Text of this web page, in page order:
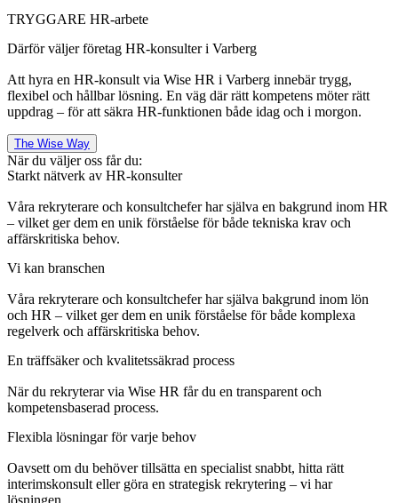
TRYGGARE HR-arbete
Därför väljer företag HR-konsulter i Varberg
Att hyra en HR-konsult via Wise HR i Varberg innebär trygg,
flexibel och hållbar lösning. En väg där rätt kompetens möter rätt
uppdrag – för att säkra HR-funktionen både idag och i morgon.
The Wise Way
När du väljer oss får du:
Starkt nätverk av HR-konsulter
Våra rekryterare och konsultchefer har själva en bakgrund inom HR
– vilket ger dem en unik förståelse för både tekniska krav och
affärskritiska behov.
Vi kan branschen
Våra rekryterare och konsultchefer har själva bakgrund inom lön
och HR – vilket ger dem en unik förståelse för både komplexa
regelverk och affärskritiska behov.
En träffsäker och kvalitetssäkrad process
När du rekryterar via Wise HR får du en transparent och
kompetensbaserad process.
Flexibla lösningar för varje behov
Oavsett om du behöver tillsätta en specialist snabbt, hitta rätt
interimskonsult eller göra en strategisk rekrytering – vi har